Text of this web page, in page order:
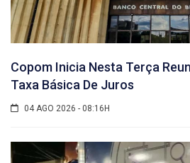
Copom Inicia Nesta Terça
Taxa Básica De Juros
04 AGO 2026 - 08:16H